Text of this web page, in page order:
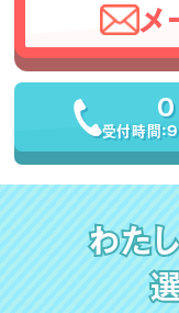
メ
受付時間
わた